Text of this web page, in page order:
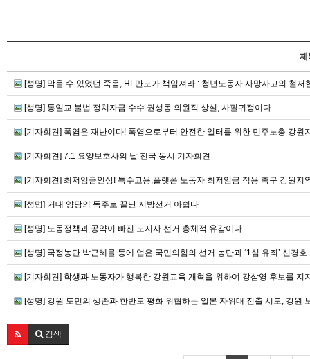
제
[성명] 막을 수 있었던 죽음, HL만도가 책임져라 : 청년노동자 사망사고의 철
[성명] 통일교 불법 정치자금 수수 권성동 의원직 상실, 사필귀정이다
[기자회견] 폭염은 재난이다! 폭염으로부터 안전한 일터를 위한 민주노총 강원
[기자회견] 7.1 요양보호사의 날 전국 동시 기자회견
[기자회견] 최저임금인상! 특수고용,플랫폼 노동자 최저임금 적용 촉구 강원지
[성명] 거대 양당의 독주로 끝난 지방선거 아쉽다
[성명] 노동정책과 공약이 빠진 도지사 선거 총체적 유감이다
[성명] 국정농단 박근혜를 등에 업은 국민의힘의 선거 농단과 ‘1심 유죄’ 신경
[기자회견] 학생과 노동자가 행복한 강원교육 개혁을 위하여 강삼영 후보를 지
[성명] 강원 도민의 생존과 한반도 평화 위협하는 일본 자위대 진출 시도, 강원
검색